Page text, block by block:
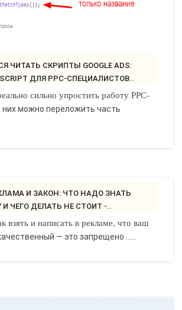
ДЛЯ РРС-СПЕЦИАЛИСТОВ..
сильно упростить работу РРС-
них можно переложить часть
ЧЕГО ДЕЛАТЬ НЕ СТОИТ -..
взять и написать в рекламе, что ваш
— это запрещено ......